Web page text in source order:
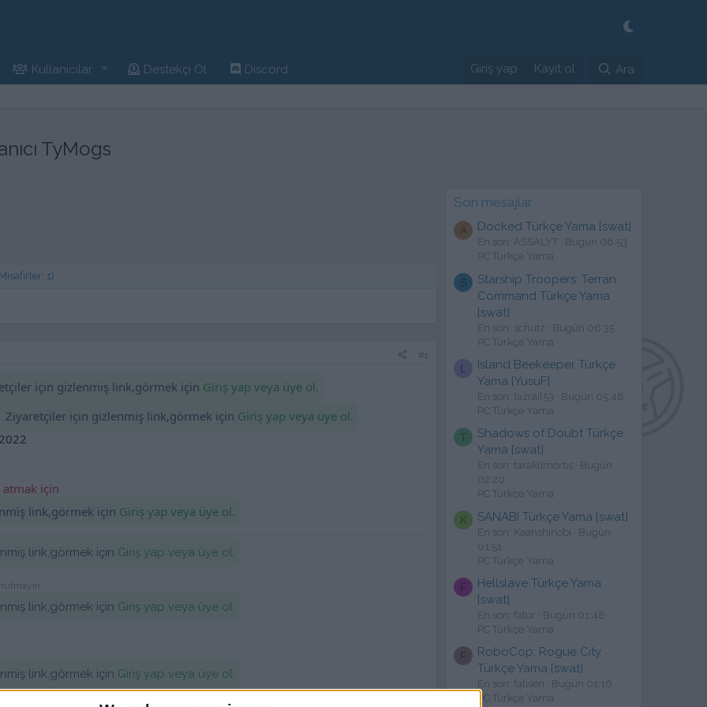
Kullanıcılar Destekçi Ol Discord Giriş yap Kayıt ol Ara
TyMogs
1)
#1
için gizlenmiş link,görmek için Giriş yap veya üye ol.
Ziyaretçiler için gizlenmiş link,görmek için Giriş yap veya üye ol.
atmak için
link,görmek için Giriş yap veya üye ol.
link,görmek için Giriş yap veya üye ol.
link,görmek için Giriş yap veya üye ol.
link,görmek için Giriş yap veya üye ol.
Son mesajlar
A Docked Türkçe Yama [swat]
En son: ASSALYT
Bugün 06:53
PC Türkçe Yama
S
Starship Troopers: Terran
Command Türkçe Yama
[swat]
En son: schutz
Bugün 06:35
PC Türkçe Yama
L
Island Beekeeper Türkçe
Yama [YusuF]
En son: lazrail53
Bugün 05:48
PC Türkçe Yama
T
Shadows of Doubt Türkçe
Yama [swat]
En son: taraklimortis
Bugün
02:20
PC Türkçe Yama
K SANABI Türkçe Yama [swat]
En son: Kaanshinobi
Bugün
01:51
PC Türkçe Yama
F
Hellslave Türkçe Yama
[swat]
En son: fatur
Bugün 01:48
PC Türkçe Yama
F
RoboCop: Rogue City
Türkçe Yama [swat]
En son: fatisen
Bugün 01:16
PC Türkçe Yama